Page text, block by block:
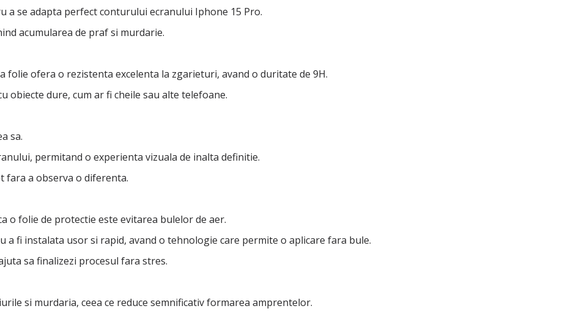
a se adapta perfect conturului ecranului Iphone 15 Pro.
acumularea de praf si murdarie.
folie ofera o rezistenta excelenta la zgarieturi, avand o duritate de 9H.
obiecte dure, cum ar fi cheile sau alte telefoane.
sa.
permitand o experienta vizuala de inalta definitie.
fara a observa o diferenta.
o folie de protectie este evitarea bulelor de aer.
a fi instalata usor si rapid, avand o tehnologie care permite o aplicare fara bule.
sa finalizezi procesul fara stres.
si murdaria, ceea ce reduce semnificativ formarea amprentelor.